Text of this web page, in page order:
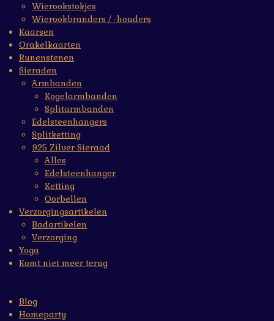
Wierookstokjes
Wierookbranders / -houders
Kaarsen
Orakelkaarten
Runenstenen
Sieraden
Armbanden
Kogelarmbanden
Splitarmbanden
Edelsteenhangers
Splitketting
925 Zilver Sieraad
Alles
Edelsteenhanger
Ketting
Oorbellen
Verzorgingsartikelen
Badartikelen
Verzorging
Yoga
Komt niet meer terug
Blog
Homeparty